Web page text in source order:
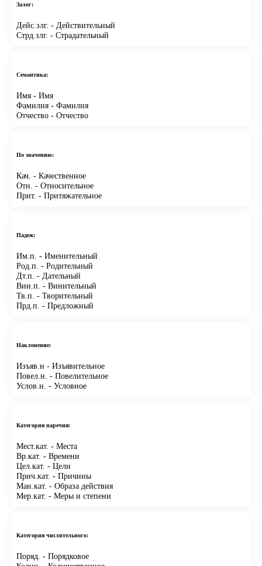
Залог:
Дейс.злг. - Действительный
Стрд.злг. - Страдательный
Семантика:
Имя - Имя
Фамилия - Фамилия
Отчество - Отчество
По значению:
Кач. - Качественное
Отн. - Относительное
Прит. - Притяжательное
Падеж:
Им.п. - Именительный
Род.п. - Родительный
Дт.п. - Дательный
Вин.п. - Винительный
Тв.п. - Творительный
Прд.п. - Предложный
Наклонение:
Изъяв.н - Изъявительное
Повел.н. - Повелительное
Услов.н. - Условное
Категория наречия:
Мест.кат. - Места
Вр.кат. - Времени
Цел.кат. - Цели
Прич.кат. - Причины
Ман.кат. - Образа действия
Мер.кат. - Меры и степени
Категория числительного:
Поряд. - Порядковое